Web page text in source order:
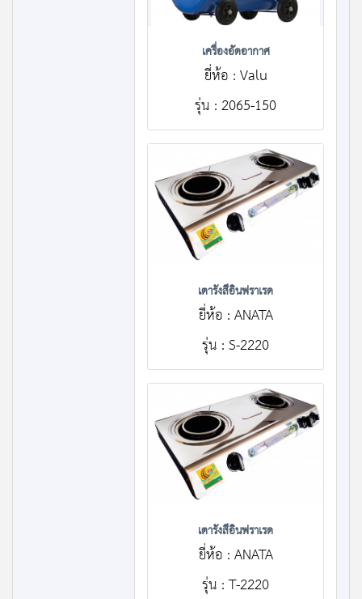
เครื่องอัดอากาศ
ยี่ห้อ : Valu
รุ่น : 2065-150
เตารังสีอินฟราเรด
ยี่ห้อ : ANATA
รุ่น : S-2220
เตารังสีอินฟราเรด
ยี่ห้อ : ANATA
รุ่น : T-2220